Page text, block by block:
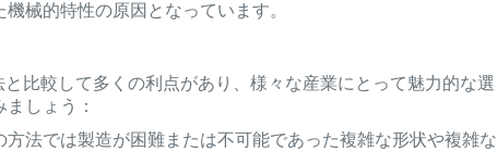
械的特性の原因となっています。
比較して多くの利点があり、様々な産業にとって魅力的な選
しょう：
方法では製造が困難または不可能であった複雑な形状や複雑な